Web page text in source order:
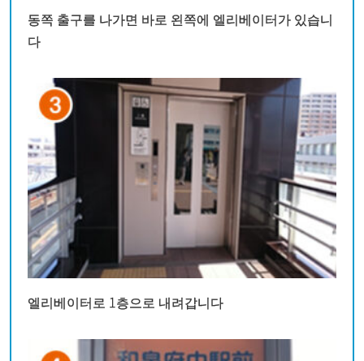
동쪽 출구를 나가면 바로 왼쪽에 엘리베이터가 있습니
다
엘리베이터로 1층으로 내려갑니다